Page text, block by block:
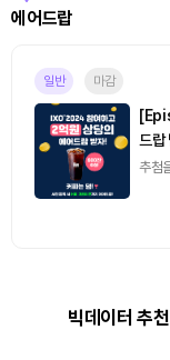
에어드랍
일반 마감
드랍
추첨
빅데이터 추